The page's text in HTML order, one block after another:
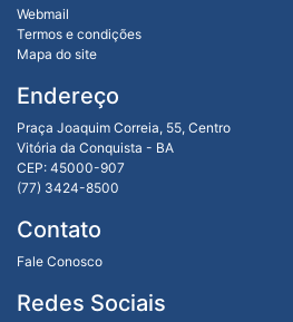
Webmail
Termos e condições
Mapa do site
Endereço
Praça Joaquim Correia, 55, Centro
Vitória da Conquista - BA
CEP: 45000-907
(77) 3424-8500
Contato
Fale Conosco
Redes Sociais